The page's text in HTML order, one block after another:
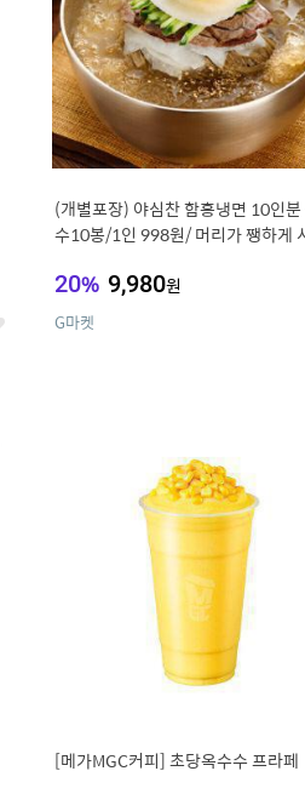
(개별포장) 야심찬 함흥냉면 10인분
수10봉/1인 998원/ 머리가 쨍하게 시
20% 9,980원
G마켓
[메가MGC커피] 초당옥수수 프라페